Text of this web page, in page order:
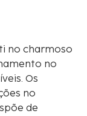
no charmoso
no
Os
no
de